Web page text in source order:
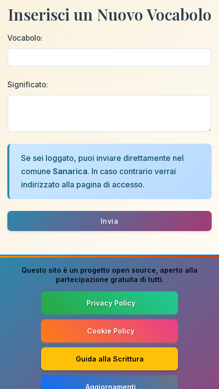
Inserisci un Nuovo Vocabolo
Vocabolo:
Significato:
Se sei loggato, puoi inviare direttamente nel
comune Sanarica. In caso contrario verrai
indirizzato alla pagina di accesso.
Invia
Questo sito è un progetto open source , aperto alla
partecipazione gratuita di tutti.
Privacy Policy
Cookie Policy
Guida alla Scrittura
Aggiornamenti